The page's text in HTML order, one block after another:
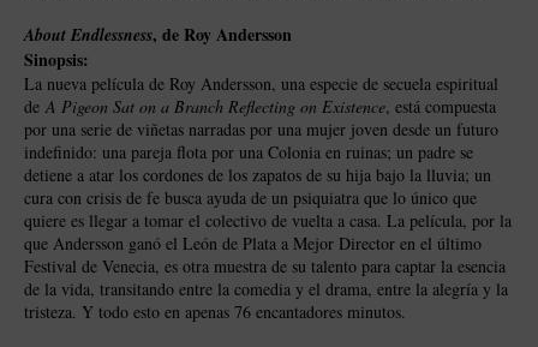
About Endlessness, de Roy Andersson
Sinopsis:
La nueva película de Roy Andersson, una especie de secuela espiritual
deA Pigeon Sat on a Branch Reflecting on Existence, está compuesta
por una serie de viñetas narradas por una mujer joven desde un futuro
indefinido: una pareja flota por una Colonia en ruinas; un padre se
detiene a atar los cordones de los zapatos de su hija bajo la lluvia; un
cura con crisis de fe busca ayuda de un psiquiatra que lo único que
quiere es llegar a tomar el colectivo de vuelta a casa. La película, por la
que Andersson ganó el León de Plata a Mejor Director en el último
Festival de Venecia, es otra muestra de su talento para captar la esencia
de la vida, transitando entre la comedia y el drama, entre la alegría y la
tristeza. Y todo esto en apenas 76 encantadores minutos.